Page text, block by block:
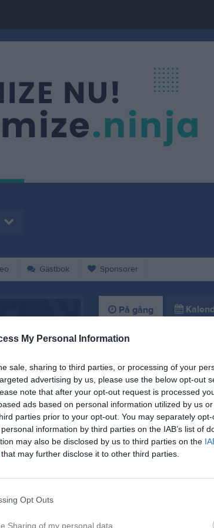
My Personal Information
sale, sharing to third parties, or processing of your
advertising by us, please use the below opt-out
note that after your opt-out request is processed
ads based on personal information utilized by us
parties prior to your opt-out. You may separately
information by third parties on the IAB’s list of
may also be disclosed by us to third parties on the
that may further disclose it to other third parties.
Opt Outs
Sharing of my personal data.
Gästbok Sponsorer
Träningsmatch 13/
På gång